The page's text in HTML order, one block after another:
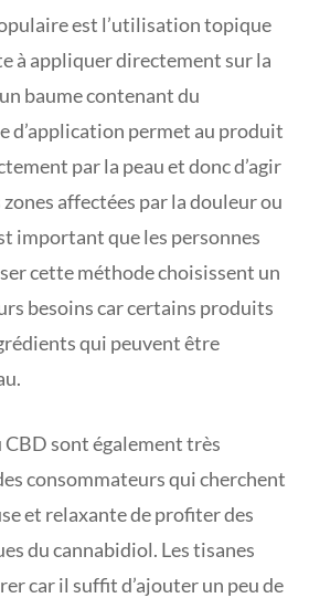
est l’utilisation topique
à appliquer directement sur la
baume contenant du
d’application permet au produit
par la peau et donc d’agir
affectées par la douleur ou
important que les personnes
cette méthode choisissent un
besoins car certains produits
qui peuvent être
CBD sont également très
consommateurs qui cherchent
et relaxante de profiter des
du cannabidiol. Les tisanes
car il suffit d’ajouter un peu de